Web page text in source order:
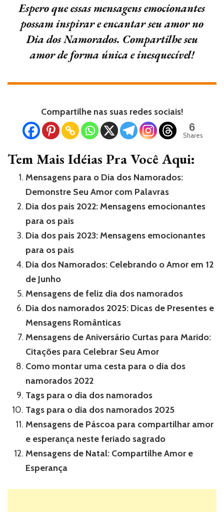
Espero que essas mensagens emocionantes
possam inspirar e encantar seu amor no
Dia dos Namorados. Compartilhe seu
amor de forma única e inesquecível!
Compartilhe nas suas redes sociais!
6
Shares
Tem Mais Idéias Pra Você Aqui:
Mensagens para o Dia dos Namorados:
Demonstre Seu Amor com Palavras
Dia dos pais 2022: Mensagens emocionantes
para os pais
Dia dos pais 2023: Mensagens emocionantes
para os pais
Dia dos Namorados: Celebrando o Amor em 12
de Junho
Mensagens de feliz dia dos namorados
Dia dos namorados 2025: Dicas de Presentes e
Mensagens Românticas
Mensagens de Aniversário Curtas para Marido:
Citações para Celebrar Seu Amor
Como montar uma cesta para o dia dos
namorados 2022
Tags para o dia dos namorados
Tags para o dia dos namorados 2025
Mensagens de Páscoa para compartilhar amor
e esperança neste feriado sagrado
Mensagens de Natal: Compartilhe Amor e
Esperança